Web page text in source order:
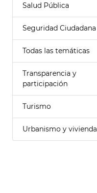
Salud Pública
Seguridad Ciudadana
Todas las temáticas
Transparencia y
participación
Turismo
Urbanismo y vivienda